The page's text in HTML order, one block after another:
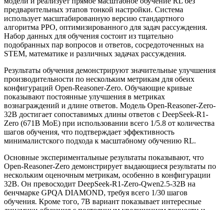
предварительных этапов тонкой настройки. Система
использует масштабированную версию стандартного
алгоритма PPO, оптимизированного для задач рассуждения.
Набор данных для обучения состоит из тщательно
подобранных пар вопросов и ответов, сосредоточенных на
STEM, математике и различных задачах рассуждения.
Результаты обучения демонстрируют значительные улучшения
производительности по нескольким метрикам для обеих
конфигураций Open-Reasoner-Zero. Обучающие кривые
показывают постоянные улучшения в метриках
вознаграждений и длине ответов. Модель Open-Reasoner-Zero-
32B достигает сопоставимых длины ответов с DeepSeek-R1-
Zero (671B MoE) при использовании всего 1/5.8 от количества
шагов обучения, что подтверждает эффективность
минималистского подхода к масштабному обучению RL.
Основные экспериментальные результаты показывают, что
Open-Reasoner-Zero демонстрирует выдающиеся результаты по
нескольким оценочным метрикам, особенно в конфигурации
32B. Он превосходит DeepSeek-R1-Zero-Qwen2.5-32B на
бенчмарке GPQA DIAMOND, требуя всего 1/30 шагов
обучения. Кроме того, 7B вариант показывает интересные